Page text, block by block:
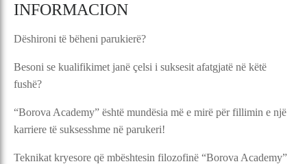
INFORMACION
Dëshironi të bëheni parukierë?
Besoni se kualifikimet janë çelsi i suksesit afatgjatë në këtë
fushë?
“Borova Academy” është mundësia më e mirë për fillimin e një
karriere të suksesshme në parukeri!
Teknikat kryesore që mbështesin filozofinë “Borova Academy”
OFERTA
KONTAKT